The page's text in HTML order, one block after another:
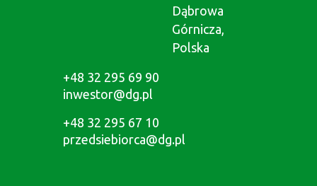
Dąbrowa
Górnicza,
Polska
+48 32 295 69 90
inwestor@dg.pl
+48 32 295 67 10
przedsiebiorca@dg.pl